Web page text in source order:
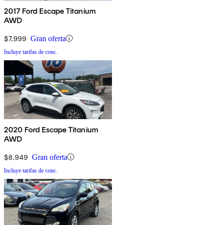
2017 Ford Escape Titanium
AWD
$7,999 Gran oferta
Incluye tarifas de conc.
2020 Ford Escape Titanium
AWD
$8,949 Gran oferta
Incluye tarifas de conc.